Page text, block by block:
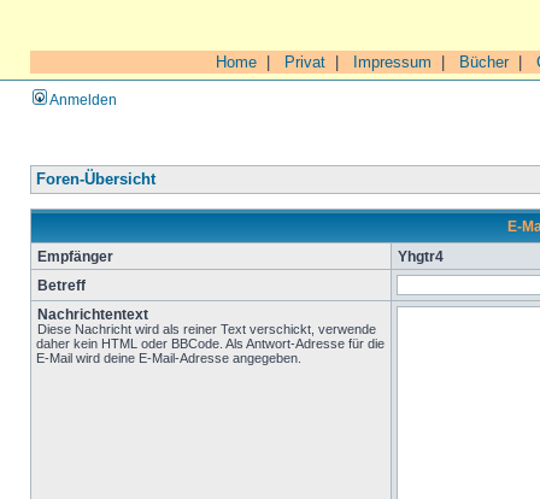
Home Privat Impressum Bücher|
Anmelden
Foren-Übersicht
E-
Empfänger
Yhgtr4
Betreff
Nachrichtentext
Diese Nachricht wird als reiner Text verschickt, verwende
daher kein HTML oder BBCode. Als Antwort-Adresse für die
E-Mail wird deine E-Mail-Adresse angegeben.